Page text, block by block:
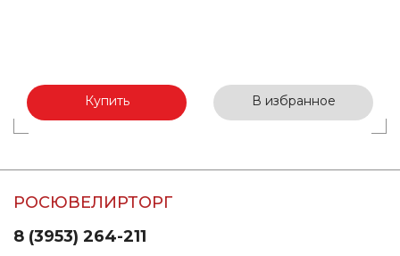
Купить В избранное
РОСЮВЕЛИРТОРГ
8 (3953) 264-211